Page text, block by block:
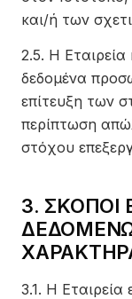
και/ή των
2.5. Η
δεδομένα
επίτευξη των
περίπτωση
στόχου
3. ΣΚΟΠΟΙ
3.1. Η Εταιρεία